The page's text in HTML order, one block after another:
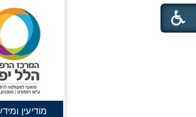
מודיעין